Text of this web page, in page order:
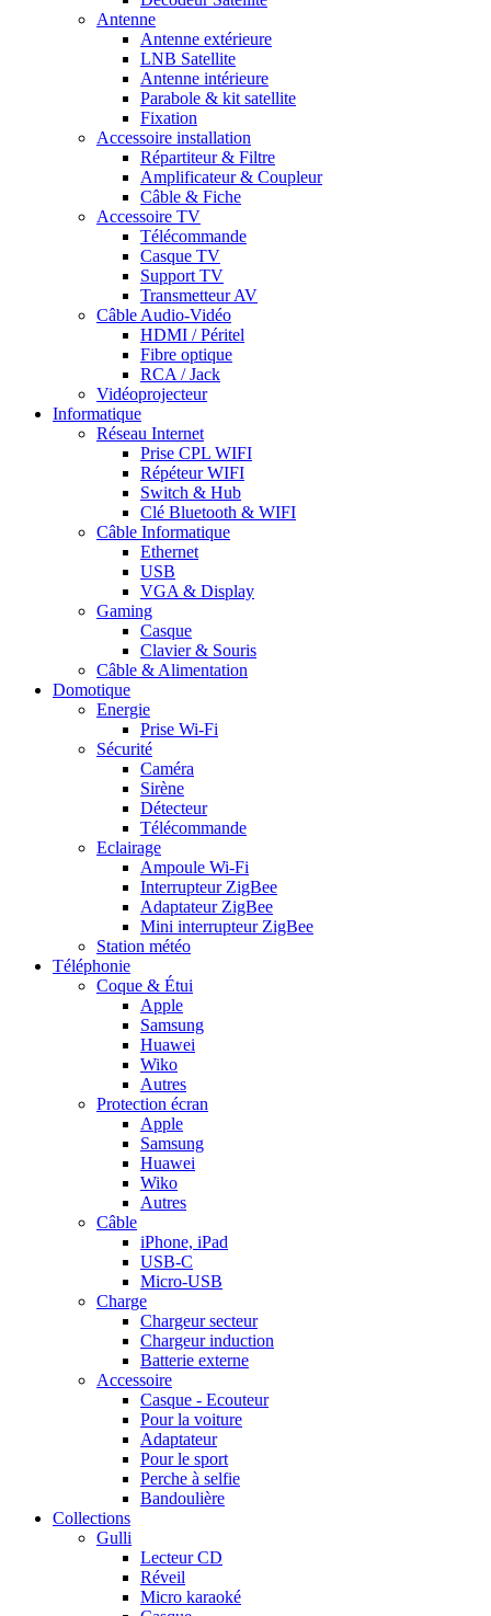
Antenne
Antenne extérieure
LNB Satellite
Antenne intérieure
Parabole & kit satellite
Fixation
Accessoire installation
Répartiteur & Filtre
Amplificateur & Coupleur
Câble & Fiche
Accessoire TV
Télécommande
Casque TV
Support TV
Transmetteur AV
Câble Audio-Vidéo
HDMI / Péritel
Fibre optique
RCA / Jack
Vidéoprojecteur
Informatique
Réseau Internet
Prise CPL WIFI
Répéteur WIFI
Switch & Hub
Clé Bluetooth & WIFI
Câble Informatique
Ethernet
USB
VGA & Display
Gaming
Casque
Clavier & Souris
Câble & Alimentation
Domotique
Energie
Prise Wi-Fi
Sécurité
Caméra
Sirène
Détecteur
Télécommande
Eclairage
Ampoule Wi-Fi
Interrupteur ZigBee
Adaptateur ZigBee
Mini interrupteur ZigBee
Station météo
Téléphonie
Coque & Étui
Apple
Samsung
Huawei
Wiko
Autres
Protection écran
Apple
Samsung
Huawei
Wiko
Autres
Câble
iPhone, iPad
USB-C
Micro-USB
Charge
Chargeur secteur
Chargeur induction
Batterie externe
Accessoire
Casque - Ecouteur
Pour la voiture
Adaptateur
Pour le sport
Perche à selfie
Bandoulière
Collections
Gulli
Lecteur CD
Réveil
Micro karaoké